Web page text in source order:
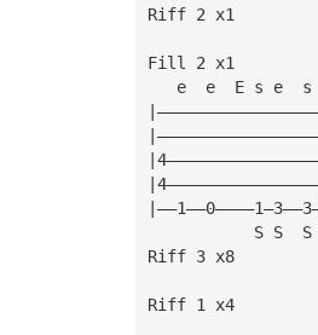
Riff 2 x1
Fill 2 x1
e  e  E s e  s
S S  S
Riff 3 x8
Riff 1 x4